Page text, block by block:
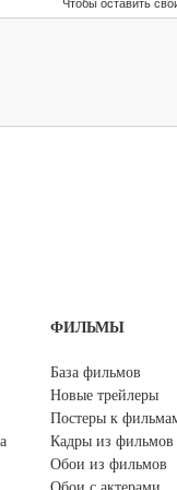
Чтобы оставить
ФИЛЬМЫ
База фильмов
Новые трейлеры
Постеры к
Кадры из фильмов
Обои из фильмов